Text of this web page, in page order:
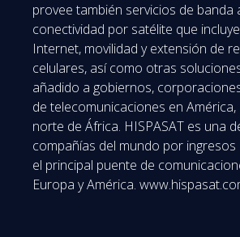
provee también servicios de banda
conectividad por satélite que
Internet, movilidad y extensión de
celulares, así como otras
añadido a gobiernos,
de telecomunicaciones en América,
norte de África. HISPASAT es una
compañías del mundo por
el principal puente de
Europa y América.